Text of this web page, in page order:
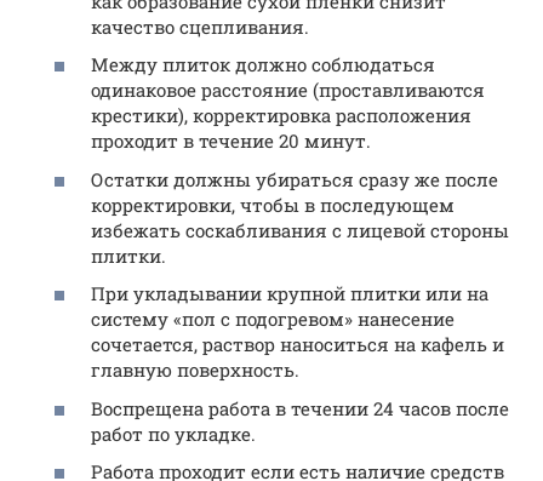
качество сцепливания.
Между плиток должно соблюдаться
одинаковое расстояние (проставливаются
крестики), корректировка расположения
проходит в течение 20 минут.
Остатки должны убираться сразу же после
корректировки, чтобы в последующем
избежать соскабливания с лицевой стороны
плитки.
При укладывании крупной плитки или на
систему «пол с подогревом» нанесение
сочетается, раствор наноситься на кафель и
главную поверхность.
Воспрещена работа в течении 24 часов после
работ по укладке.
Работа проходит если есть наличие средств